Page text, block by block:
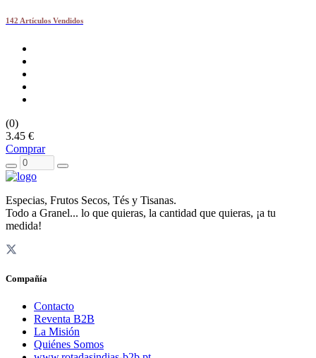
142 Artículos Vendidos
(0)
3.45 €
Comprar
Especias, Frutos Secos, Tés y Tisanas.
Todo a Granel... lo que quieras, la cantidad que quieras, ¡a tu
medida!
Compañía
Contacto
Reventa B2B
La Misión
Quiénes Somos